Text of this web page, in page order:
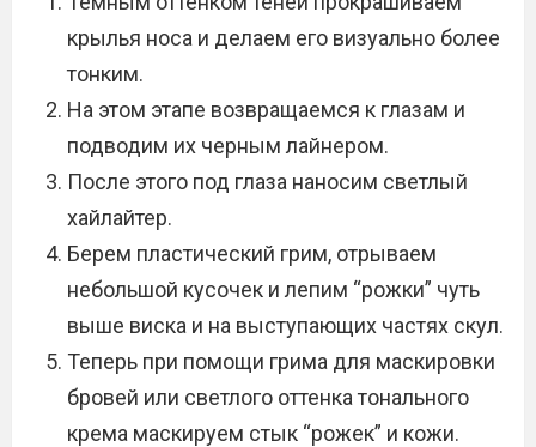
крылья носа и делаем его визуально более
тонким.
На этом этапе возвращаемся к глазам и
подводим их черным лайнером.
После этого под глаза наносим светлый
хайлайтер.
Берем пластический грим, отрываем
небольшой кусочек и лепим “рожки” чуть
выше виска и на выступающих частях скул.
Теперь при помощи грима для маскировки
бровей или светлого оттенка тонального
крема маскируем стык “рожек” и кожи.